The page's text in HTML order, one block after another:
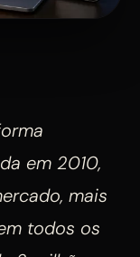
em 2010,
mais
todos os